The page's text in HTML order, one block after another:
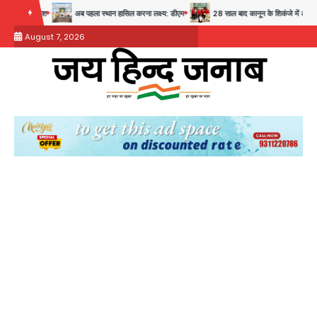
content
अब पहला स्थान हासिल करना लक्ष्य: डीएम 28 साल बाद कानून के शिकंजे में आया हत्या का
August 7, 2026